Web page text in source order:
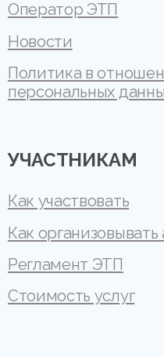
Оператор ЭТП
Новости
Политика в
персональных
УЧАСТНИКАМ
Как участвовать
Как организовывать
Регламент ЭТП
Стоимость услуг